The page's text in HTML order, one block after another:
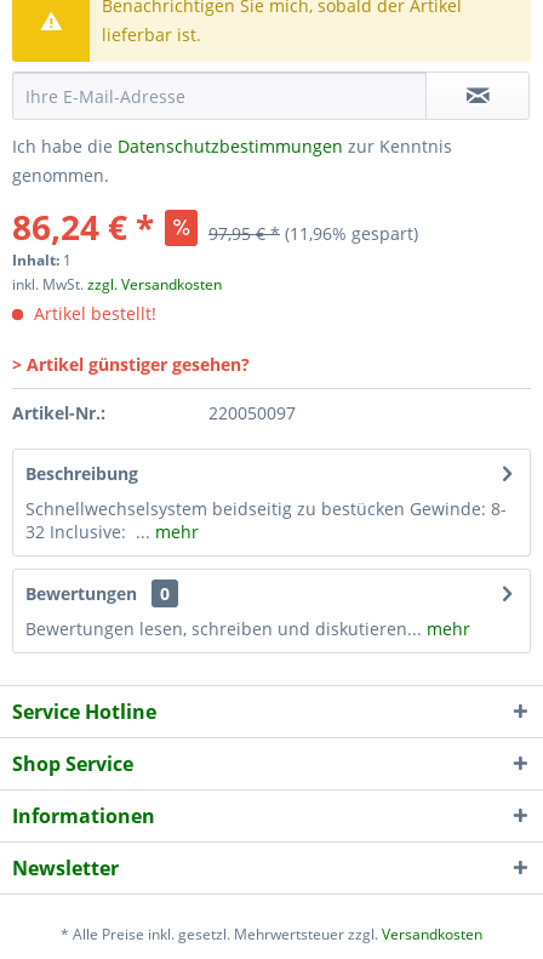
Benachrichtigen Sie mich, sobald der Artikel
lieferbar ist.
Ich habe die Datenschutzbestimmungen zur Kenntnis
genommen.
86,24 € * 97,95 € * (11,96% gespart)
Inhalt: 1
inkl. MwSt.zzgl. Versandkosten
Artikel bestellt!
> Artikel günstiger gesehen?
Artikel-Nr.: 220050097
Beschreibung
Schnellwechselsystem beidseitig zu bestücken Gewinde: 8-
32 Inclusive: ... mehr
Bewertungen
0
Bewertungen lesen, schreiben und diskutieren... mehr
Service Hotline
Shop Service
Informationen
Newsletter
* Alle Preise inkl. gesetzl. Mehrwertsteuer zzgl.Versandkosten